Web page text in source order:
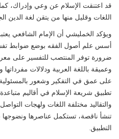
قد اعتنقت الإسلام عن وعي وإدراك،
اللغات وقليل منها من يتقن لغة الدين
ويؤكد الخمليشي أن الإمام الشافعي
أسس علم أصول الفقه بوضع ضوابط
ضرورة توفر المنتصب للتفسير على
وعميقة باللغة العربية ودلالات مفرداتها
على عمق في التفكير وشعور
تطبيق شريعة الإسلام في أقاليم
والتقاليد مختلفة اللغات ولهجات
تنشأ ناقصة، تستكمل عناصرها ونضوجها
التطبيق.